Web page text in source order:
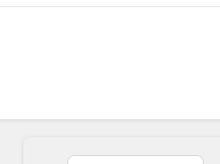
управлению этим состоянием.